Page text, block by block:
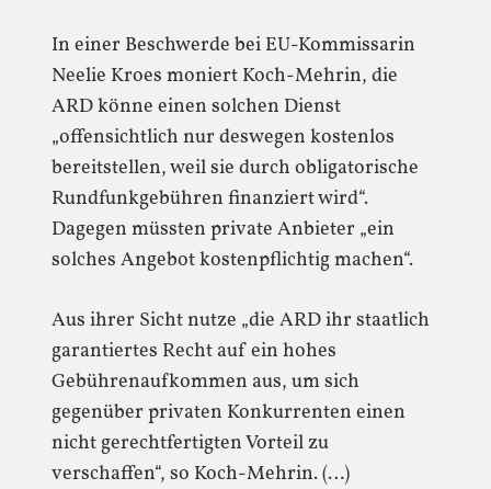
In einer Beschwerde bei EU-Kommissarin
Neelie Kroes moniert Koch-Mehrin, die
ARD könne einen solchen Dienst
„offensichtlich nur deswegen kostenlos
bereitstellen, weil sie durch obligatorische
Rundfunkgebühren finanziert wird“.
Dagegen müssten private Anbieter „ein
solches Angebot kostenpflichtig machen“.
Aus ihrer Sicht nutze „die ARD ihr staatlich
garantiertes Recht auf ein hohes
Gebührenaufkommen aus, um sich
gegenüber privaten Konkurrenten einen
nicht gerechtfertigten Vorteil zu
verschaffen“, so Koch-Mehrin. (…)